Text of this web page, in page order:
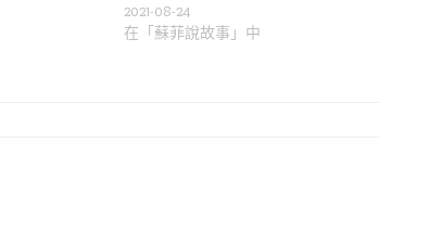
2021-08-24
在「蘇菲說故事」中